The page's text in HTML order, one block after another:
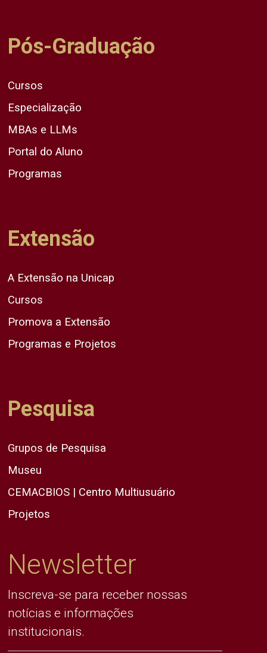
Pós-Graduação
Cursos
Especialização
MBAs e LLMs
Portal do Aluno
Programas
Extensão
A Extensão na Unicap
Cursos
Promova a Extensão
Programas e Projetos
Pesquisa
Grupos de Pesquisa
Museu
CEMACBIOS | Centro Multiusuário
Projetos
Newsletter
Inscreva-se para receber nossas
notícias e informações
institucionais.